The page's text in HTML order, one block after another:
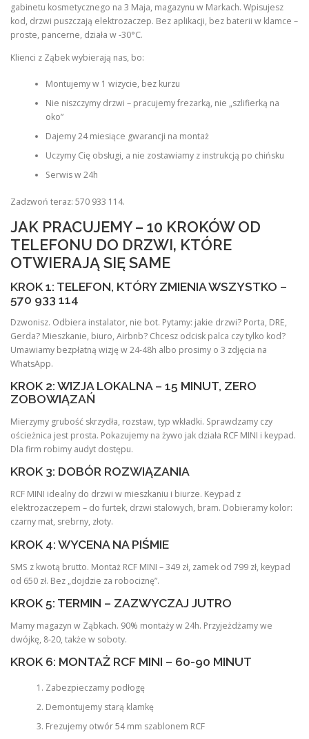
gabinetu kosmetycznego na 3 Maja, magazynu w Markach. Wpisujesz
kod, drzwi puszczają elektrozaczep. Bez aplikacji, bez baterii w klamce –
proste, pancerne, działa w -30°C.
Klienci z Ząbek wybierają nas, bo:
Montujemy w 1 wizycie, bez kurzu
Nie niszczymy drzwi – pracujemy frezarką, nie „szlifierką na
oko”
Dajemy 24 miesiące gwarancji na montaż
Uczymy Cię obsługi, a nie zostawiamy z instrukcją po chińsku
Serwis w 24h
Zadzwoń teraz: 570 933 114.
JAK PRACUJEMY – 10 KROKÓW OD
TELEFONU DO DRZWI, KTÓRE
OTWIERAJĄ SIĘ SAME
KROK 1: TELEFON, KTÓRY ZMIENIA WSZYSTKO –
570 933 114
Dzwonisz. Odbiera instalator, nie bot. Pytamy: jakie drzwi? Porta, DRE,
Gerda? Mieszkanie, biuro, Airbnb? Chcesz odcisk palca czy tylko kod?
Umawiamy bezpłatną wizję w 24-48h albo prosimy o 3 zdjęcia na
WhatsApp.
KROK 2: WIZJA LOKALNA – 15 MINUT, ZERO
ZOBOWIĄZAŃ
Mierzymy grubość skrzydła, rozstaw, typ wkładki. Sprawdzamy czy
ościeżnica jest prosta. Pokazujemy na żywo jak działa RCF MINI i keypad.
Dla firm robimy audyt dostępu.
KROK 3: DOBÓR ROZWIĄZANIA
RCF MINI idealny do drzwi w mieszkaniu i biurze. Keypad z
elektrozaczepem – do furtek, drzwi stalowych, bram. Dobieramy kolor:
czarny mat, srebrny, złoty.
KROK 4: WYCENA NA PIŚMIE
SMS z kwotą brutto. Montaż RCF MINI – 349 zł, zamek od 799 zł, keypad
od 650 zł. Bez „dojdzie za robociznę”.
KROK 5: TERMIN – ZAZWYCZAJ JUTRO
Mamy magazyn w Ząbkach. 90% montaży w 24h. Przyjeżdżamy we
dwójkę, 8-20, także w soboty.
KROK 6: MONTAŻ RCF MINI – 60-90 MINUT
Zabezpieczamy podłogę
Demontujemy starą klamkę
Frezujemy otwór 54 mm szablonem RCF